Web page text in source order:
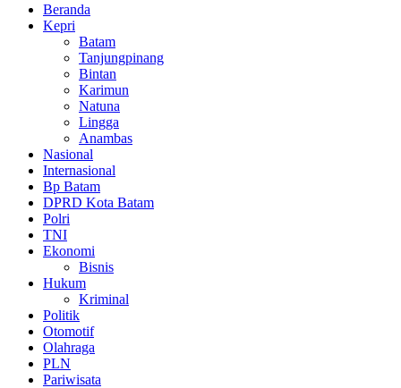
Beranda
Kepri
Batam
Tanjungpinang
Bintan
Karimun
Natuna
Lingga
Anambas
Nasional
Internasional
Bp Batam
DPRD Kota Batam
Polri
TNI
Ekonomi
Bisnis
Hukum
Kriminal
Politik
Otomotif
Olahraga
PLN
Pariwisata